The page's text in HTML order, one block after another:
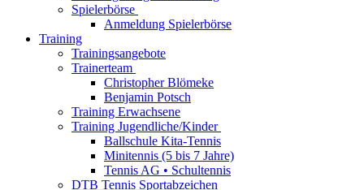
Spielerbörse
Anmeldung Spielerbörse
Training
Trainingsangebote
Trainerteam
Christopher Blömeke
Benjamin Potsch
Training Erwachsene
Training Jugendliche/Kinder
Ballschule Kita-Tennis
Minitennis (5 bis 7 Jahre)
Tennis AG • Schultennis
DTB Tennis Sportabzeichen